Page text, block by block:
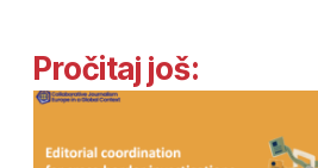
Pročitaj još: